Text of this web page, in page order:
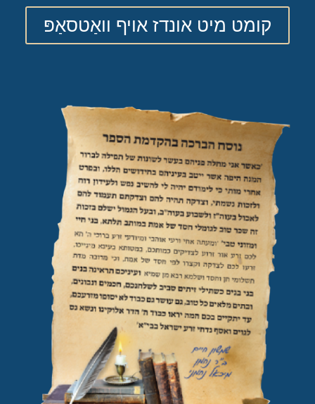
קומט מיט אונדז אויף וואַטסאַפּ